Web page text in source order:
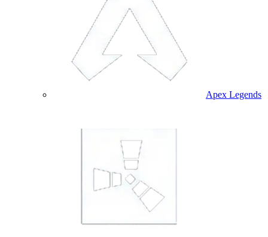
Apex Legends